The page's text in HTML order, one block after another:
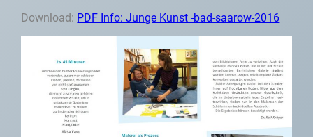
Download: PDF Info: Junge Kunst -bad-saarow-2016